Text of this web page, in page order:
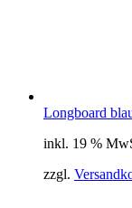
Longboard
inkl. 19 %
zzgl.